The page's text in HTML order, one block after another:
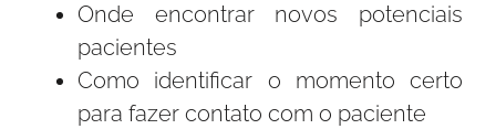
Onde encontrar novos potenciais
pacientes
Como identificar o momento certo
para fazer contato com o paciente